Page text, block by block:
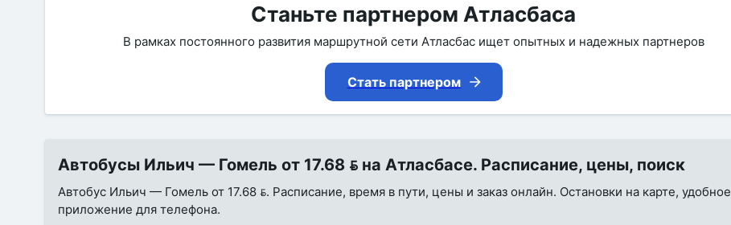
Станьте партнером Атласбаса
В рамках постоянного развития маршрутной сети Атласбас ищет опытных и надежных партнеров
Стать партнером
Автобусы Ильич — Гомель от 17.68  на Атласбасе. Расписание, цены, поиск
Автобус Ильич — Гомель от 17.68 . Расписание, время в пути, цены и заказ онлайн. Остановки на карте, удобное
приложение для телефона.